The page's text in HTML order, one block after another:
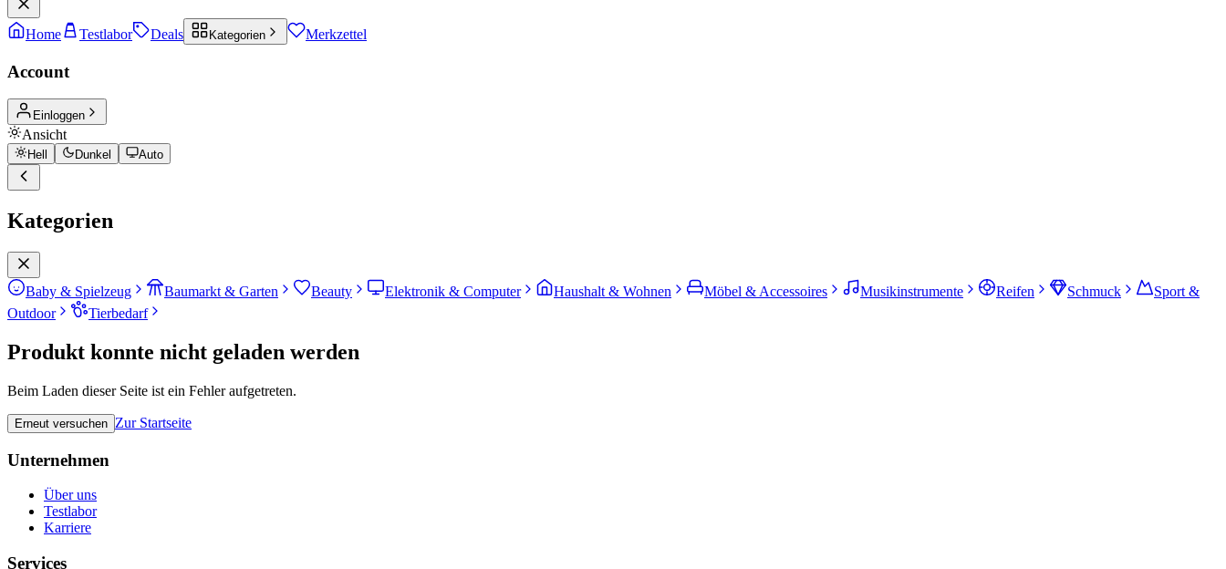
Home Testlabor Deals Kategorien Merkzettel
Account
Einloggen
Ansicht
Hell Dunkel Auto
Kategorien
Baby & Spielzeug Baumarkt & Garten Beauty Elektronik & Computer Haushalt & Wohnen Möbel & Accessoires Musikinstrumente Reifen Schmuck
Sport &
Outdoor
Tierbedarf
Produkt konnte nicht geladen werden
Beim Laden dieser Seite ist ein Fehler aufgetreten.
Erneut versuchen Zur Startseite
Unternehmen
Über uns
Testlabor
Karriere
Services